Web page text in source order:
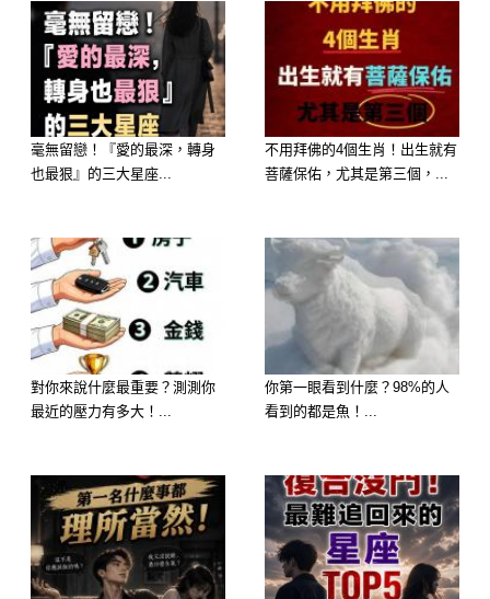
歡拖泥帶水。雖然有時會遇到挫折，但
妳韌性極強。
2026 運勢： 過去一年如果覺得委屈、
被小人中傷，選這碗湯意味著妳將「破
大反轉，那些想看妳笑話的人，明年反
而會成為妳成功的踏腳石。
選擇 D：玉米蘿蔔排骨湯 ——【福
性格： 妳是一個愛家、追求穩定的
人，最大的心願就是全家人平安順遂。
毫無留戀！『愛的最深，轉身
也最狠』的三大星座...
不用拜佛的4個生肖！出生就有
菩薩保佑，尤其是第三個，...
對你來說什麼最重要？測測你
最近的壓力有多大！...
你第一眼看到什麼？98%的人
看到的都是魚！...